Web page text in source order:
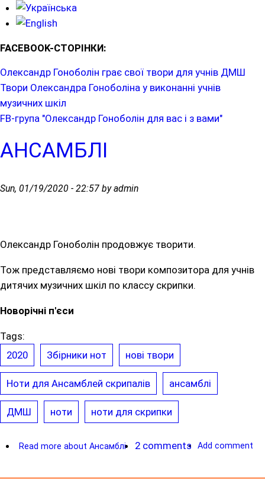
FACEBOOK-СТОРІНКИ:
Олександр Гоноболін грає свої твори для учнів ДМШ
Твори Олександра Гоноболіна у виконанні учнів
музичних шкіл
FB-група "Олександр Гоноболін для вас і з вами"
АНСАМБЛІ
Sun, 01/19/2020 - 22:57 by admin
Олександр Гоноболін продовжує творити.
Тож представляємо нові твори композитора для учнів
дитячих музичних шкіл по классу скрипки.
Новорічні п'єси
Tags:
2020
Збірники нот нові твори
Ноти для Ансамблей скрипалів ансамблі
ДМШ ноти ноти для скрипки
Read more about Ансамблі 2 comments Add comment